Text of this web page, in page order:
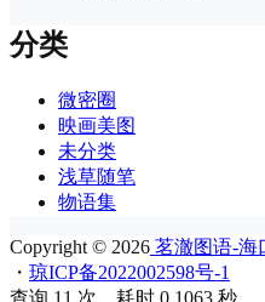
分类
微密圈
映画美图
未分类
浅草随笔
物语集
Copyright © 2026 茗澈图语-海
・ 琼ICP备2022002598号-1
查询 11 次，耗时 0.1063 秒